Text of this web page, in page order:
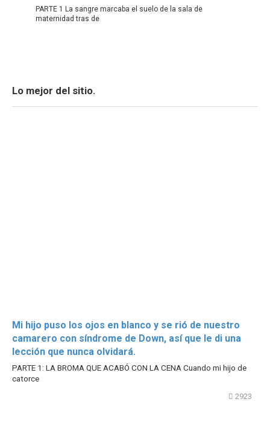
PARTE 1 La sangre marcaba el suelo de la sala de
maternidad tras de
Lo mejor del sitio.
Mi hijo puso los ojos en blanco y se rió de nuestro
camarero con síndrome de Down, así que le di una
lección que nunca olvidará.
PARTE 1: LA BROMA QUE ACABÓ CON LA CENA Cuando mi hijo de
catorce
2923